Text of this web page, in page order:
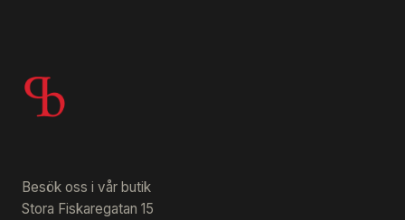
Besök oss i vår butik
Stora Fiskaregatan 15